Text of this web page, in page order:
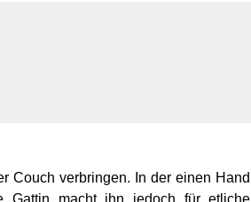
Couch verbringen. In der einen Hand
Gattin macht ihn jedoch für etliche